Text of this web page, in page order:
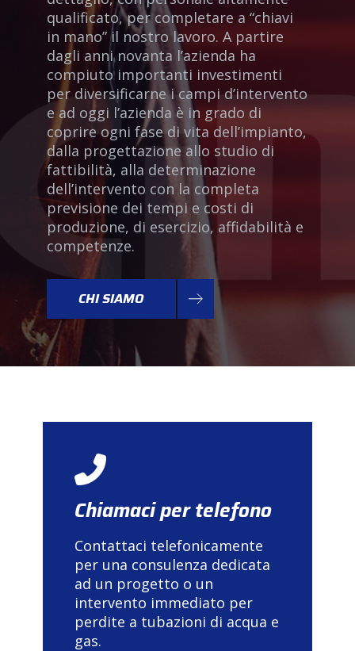
qualificato, per completare a “chiavi
in mano” il nostro lavoro. A partire
dagli anni novanta l’azienda ha
compiuto importanti investimenti
per diversificarne i campi d’intervento
e ad oggi l’azienda è in grado di
coprire ogni fase di vita dell’impianto,
dalla progettazione allo studio di
fattibilità, alla determinazione
dell’intervento con la completa
previsione dei tempi e costi di
produzione, di esercizio, affidabilità e
competenze.
CHI SIAMO
Chiamaci per telefono
Contattaci telefonicamente
per una consulenza dedicata
ad un progetto o un
intervento immediato per
perdite a tubazioni di acqua e
gas.